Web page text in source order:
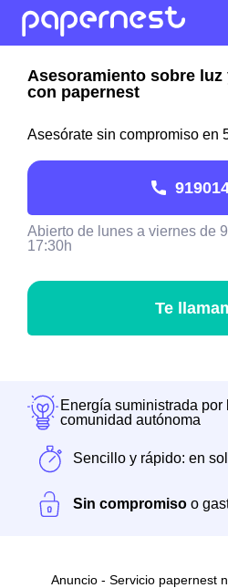
Asesoramiento sobre luz
con papernest
Asesórate sin compromiso en
Abierto de lunes a viernes de
17:30h
Te
Energía suministrada
comunidad autónoma
Sencillo y rápido: en
Sin compromiso o
Anuncio - Servicio papernest